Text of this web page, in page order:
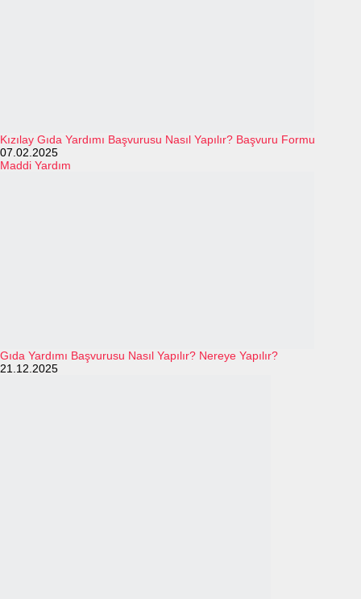
Kızılay Gıda Yardımı Başvurusu Nasıl Yapılır? Başvuru Formu
07.02.2025
Maddi Yardım
Gıda Yardımı Başvurusu Nasıl Yapılır? Nereye Yapılır?
21.12.2025